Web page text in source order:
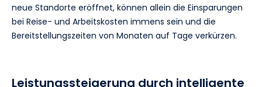
neue Standorte eröffnet, können allein die Einsparungen
bei Reise- und Arbeitskosten immens sein und die
Bereitstellungszeiten von Monaten auf Tage verkürzen.
Leistungssteigerung durch intelligente